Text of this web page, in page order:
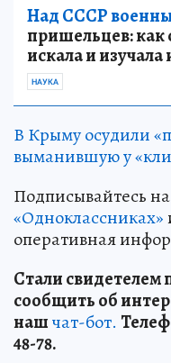
Над СССР
пришельцев: как
искала и
НАУКА
В Крыму осудили
выманившую у
Подписывайтесь
«Одноклассниках»
оперативная
Стали свидетелем
сообщить об
нашчат-бот.
48-78.